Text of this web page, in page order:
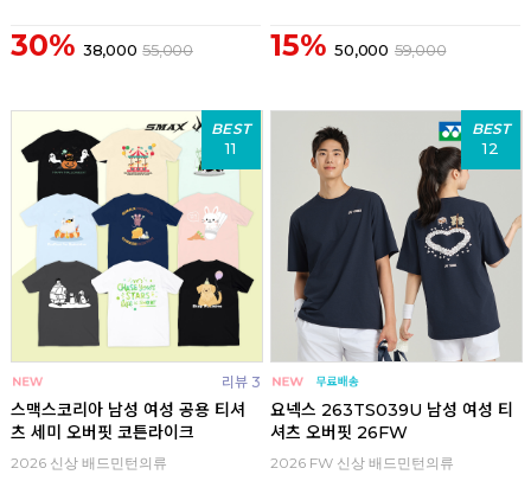
30% 38,000 55,000 15% 50,000 59,000
BEST
11
리뷰 3
스맥스코리아 남성 여성 공용 티셔
츠 세미 오버핏 코튼라이크
2026 신상 배드민턴의류
BEST
12
요넥스 263TS039U 남성 여성 티
셔츠 오버핏 26FW
2026 FW 신상 배드민턴의류